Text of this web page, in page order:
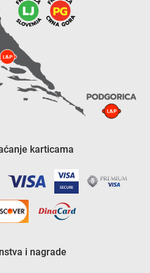
karticama
i nagrade